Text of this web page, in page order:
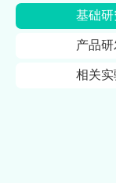
基础研
产品
相关实